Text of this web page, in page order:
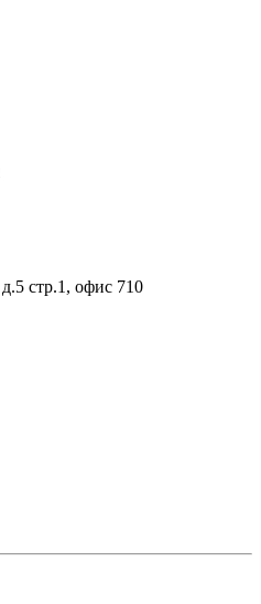
стр.1, офис 710